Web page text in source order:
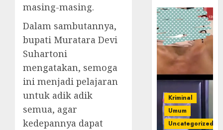
masing-masing.
Dalam sambutannya,
bupati Muratara Devi
Suhartoni
mengatakan, semoga
ini menjadi pelajaran
untuk adik adik
semua, agar
kedepannya dapat
Kriminal
Umum
Uncategorized